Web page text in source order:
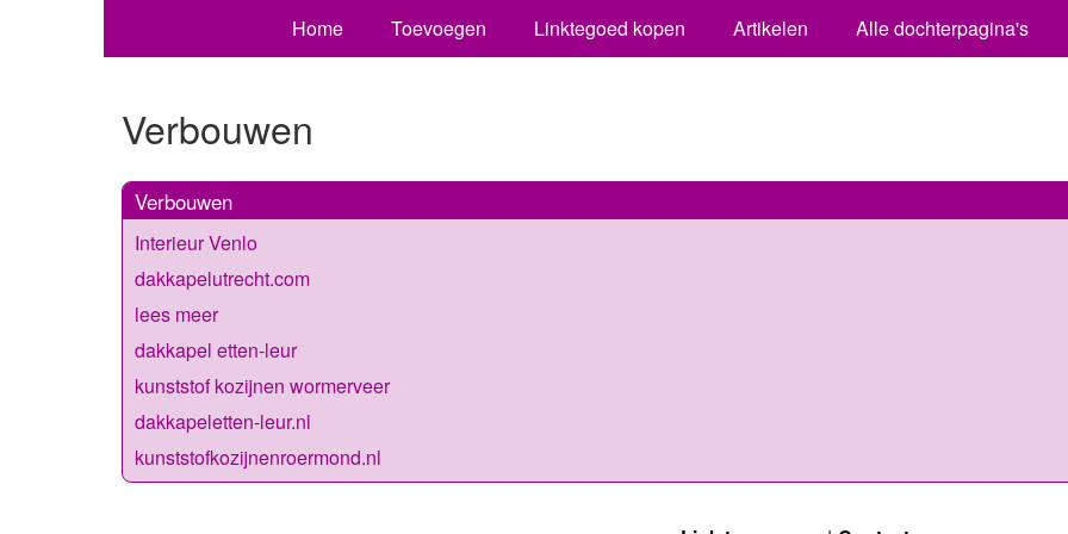
Home Toevoegen Linktegoed kopen Artikelen Alle dochterpagina's
Verbouwen
Verbouwen
Interieur Venlo
dakkapelutrecht.com
lees meer
dakkapel etten-leur
kunststof kozijnen wormerveer
dakkapeletten-leur.nl
kunststofkozijnenroermond.nl